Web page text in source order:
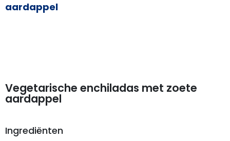
aardappel
Vegetarische enchiladas met zoete
aardappel
Ingrediënten